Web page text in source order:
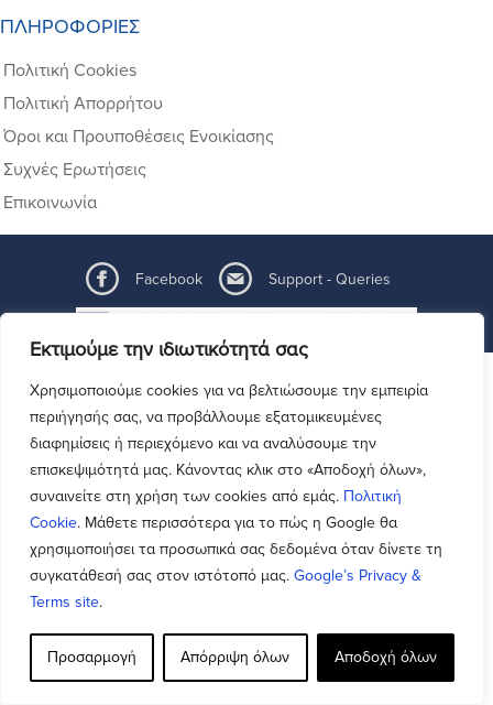
Εκτιμούμε την ιδιωτικότητά σας
Χρησιμοποιούμε cookies για να βελτιώσουμε την εμπειρία
περιήγησής σας, να προβάλλουμε εξατομικευμένες
διαφημίσεις ή περιεχόμενο και να αναλύσουμε την
επισκεψιμότητά μας. Κάνοντας κλικ στο «Αποδοχή όλων»,
συναινείτε στη χρήση των cookies από εμάς. Πολιτική
Cookie. Μάθετε περισσότερα για το πώς η Google θα
χρησιμοποιήσει τα προσωπικά σας δεδομένα όταν δίνετε τη
συγκατάθεσή σας στον ιστότοπό μας. Google’s Privacy &
Terms site.
Προσαρμογή Απόρριψη όλων Αποδοχή όλων
ΠΛΗΡΟΦΟΡΊΕΣ
Πολιτική Cookies
Πολιτική Απορρήτου
Όροι και Προυποθέσεις Ενοικίασης
Συχνές Ερωτήσεις
Επικοινωνία
Facebook Support - Queries